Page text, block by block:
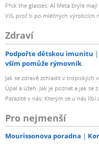
F*ck the glasses: AI Meta brýle
Víš, proč ti po mléčných výrobcích
Zdraví
Podpořte dětskou imunitu
vším pomůže rýmovník
Jak se zdravě zchladit v tropických
Úpal a úžeh: Jak je poznat a jak se
Parazité v nás: Kterým se u nás
Pro nejmenší
Mourissonova poradna